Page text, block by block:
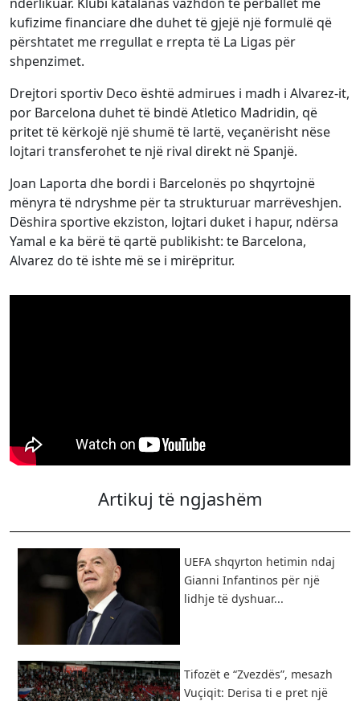
kufizime financiare dhe duhet të gjejë një formulë që
përshtatet me rregullat e rrepta të La Ligas për
shpenzimet.
Drejtori sportiv Deco është admirues i madh i Alvarez-it,
por Barcelona duhet të bindë Atletico Madridin, që
pritet të kërkojë një shumë të lartë, veçanërisht nëse
lojtari transferohet te një rival direkt në Spanjë.
Joan Laporta dhe bordi i Barcelonës po shqyrtojnë
mënyra të ndryshme për ta strukturuar marrëveshjen.
Dëshira sportive ekziston, lojtari duket i hapur, ndërsa
Yamal e ka bërë të qartë publikisht: te Barcelona,
Alvarez do të ishte më se i mirëpritur.
Artikuj të ngjashëm
UEFA shqyrton hetimin ndaj
Gianni Infantinos për një
lidhje të dyshuar...
Tifozët e “Zvezdës”, mesazh
Vuçiqit: Derisa ti e pret një